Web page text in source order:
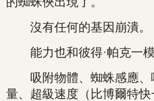
沒有任何的基因崩潰。
能力也和彼得·帕克一模
吸附物體、蜘蛛感應、
量、超級速度（比博爾特